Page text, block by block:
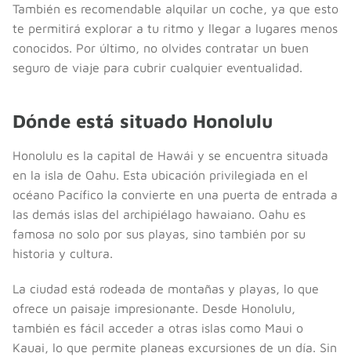
También es recomendable alquilar un coche, ya que esto
te permitirá explorar a tu ritmo y llegar a lugares menos
conocidos. Por último, no olvides contratar un buen
seguro de viaje para cubrir cualquier eventualidad.
Dónde está situado Honolulu
Honolulu es la capital de Hawái y se encuentra situada
en la isla de Oahu. Esta ubicación privilegiada en el
océano Pacífico la convierte en una puerta de entrada a
las demás islas del archipiélago hawaiano. Oahu es
famosa no solo por sus playas, sino también por su
historia y cultura.
La ciudad está rodeada de montañas y playas, lo que
ofrece un paisaje impresionante. Desde Honolulu,
también es fácil acceder a otras islas como Maui o
Kauai, lo que permite planeas excursiones de un día. Sin